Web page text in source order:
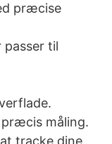
præcise
passer til
måling.
tracke dine